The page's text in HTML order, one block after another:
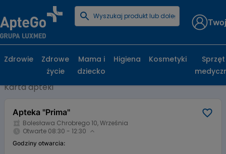
Strona główna
Apteka "Prima", Bolesława Chrobrego 10,
Września
Karta apteki
Apteka "Prima"
Bolesława Chrobrego 10, Września
Otwarte 08:30 - 12:30
Godziny otwarcia:
Zdrowie
Zdrowe
życie
Mama i
dziecko
Higiena Kosmetyki
Sprzęt